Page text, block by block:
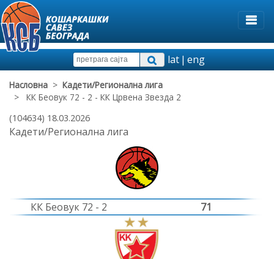
lat|eng
Насловна > Кадети/Регионална лига
> КК Беовук 72 - 2 - КК Црвена Звезда 2
(104634) 18.03.2026
Кадети/Регионална лига
КК Беовук 72 - 2 71